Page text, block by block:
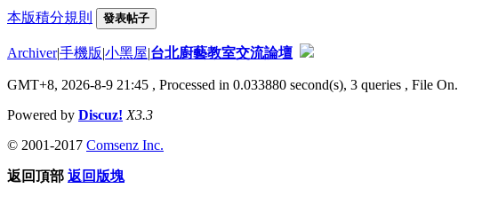
本版積分規則 發表帖子
Archiver|手機版|小黑屋|台北廚藝教室交流論壇
GMT+8, 2026-8-9 21:45 , Processed in 0.033880 second(s), 3 queries , File On.
Powered by Discuz! X3.3
© 2001-2017 Comsenz Inc.
返回頂部 返回版塊